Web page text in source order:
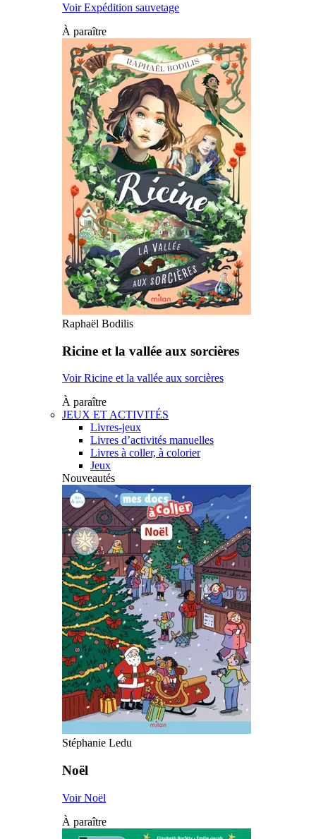
Voir Expédition sauvetage
À paraître
Raphaël Bodilis
Ricine et la vallée aux sorcières
Voir Ricine et la vallée aux sorcières
À paraître
JEUX ET ACTIVITÉS
Livres-jeux
Livres d’activités manuelles
Livres à coller, à colorier
Jeux
Nouveautés
Stéphanie Ledu
Noël
Voir Noël
À paraître